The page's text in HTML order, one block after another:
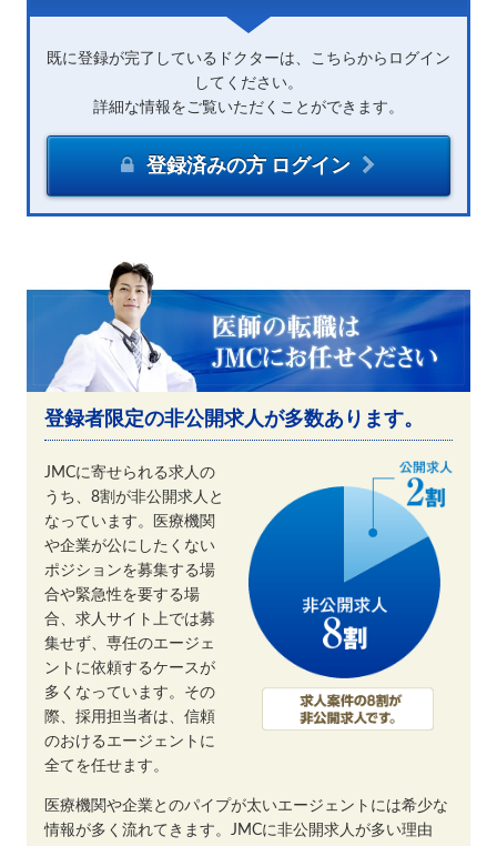
既に登録が完了しているドクターは、こちらからログイン
してください。
詳細な情報をご覧いただくことができます。
登録済みの方 ログイン
登録者限定の非公開求人が多数あります。
JMCに寄せられる求人の
うち、8割が非公開求人と
なっています。医療機関
や企業が公にしたくない
ポジションを募集する場
合や緊急性を要する場
合、求人サイト上では募
集せず、専任のエージェ
ントに依頼するケースが
多くなっています。その
際、採用担当者は、信頼
のおけるエージェントに
全てを任せます。
医療機関や企業とのパイプが太いエージェントには希少な
情報が多く流れてきます。JMCに非公開求人が多い理由